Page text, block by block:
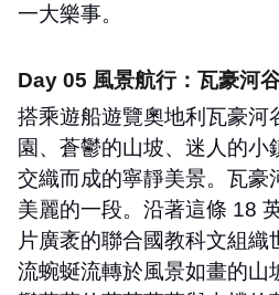
一大樂事。
Day 05 風景航行：瓦豪河
搭乘遊船遊覽奧地利瓦豪河
園、蒼鬱的山坡、迷人的小
交織而成的寧靜美景。瓦豪
美麗的一段。沿著這條 18
片廣袤的聯合國教科文組織
流蜿蜒流轉於風景如畫的山